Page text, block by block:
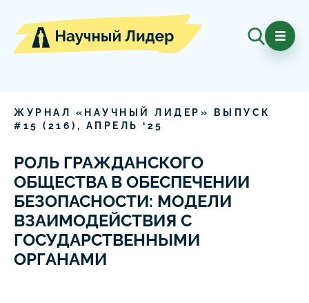
ЖУРНАЛ «НАУЧНЫЙ ЛИДЕР» ВЫПУСК
# 15 ( 216 ), АПРЕЛЬ ‘ 25
РОЛЬ ГРАЖДАНСКОГО
ОБЩЕСТВА В ОБЕСПЕЧЕНИИ
БЕЗОПАСНОСТИ: МОДЕЛИ
ВЗАИМОДЕЙСТВИЯ С
ГОСУДАРСТВЕННЫМИ
ОРГАНАМИ